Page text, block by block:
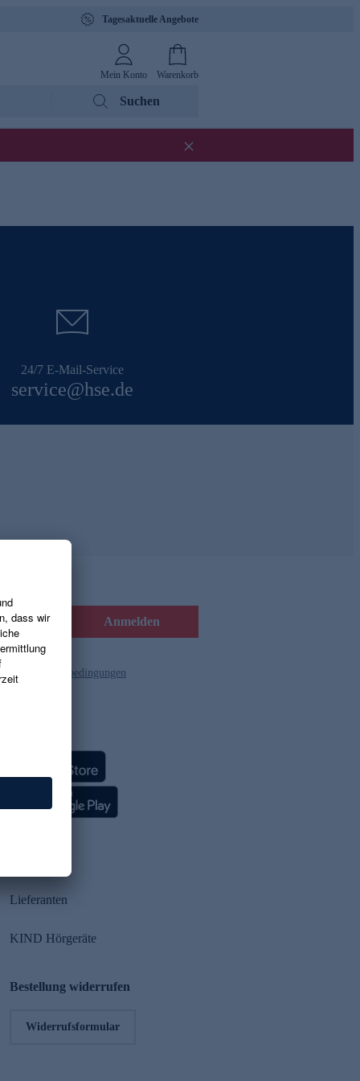
Tagesaktuelle Angebote
Mein Konto Warenkorb
Suchen
24/7 E-Mail-Service
service@hse.de
Anmelden
die Gutscheinbedingungen
Lieferanten
KIND Hörgeräte
Bestellung widerrufen
Widerrufsformular